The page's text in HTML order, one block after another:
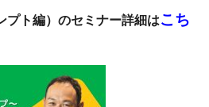
ト編）のセミナー詳細はこち